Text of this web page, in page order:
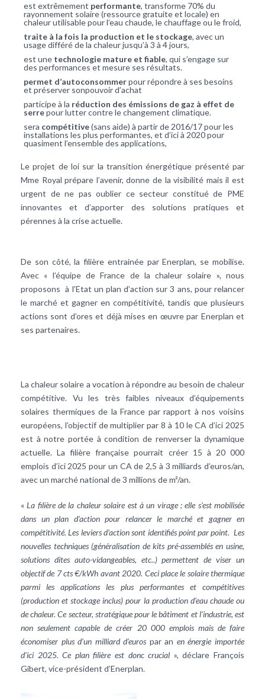
est extrêmement performante, transforme 70% du
rayonnement solaire (ressource gratuite et locale) en
chaleur utilisable pour l’eau chaude, le chauffage ou le froid,
traite à la fois la production et le stockage, avec un
usage différé de la chaleur jusqu’à 3 à 4 jours,
est une technologie mature et fiable, qui s’engage sur
des performances et mesure ses résultats.
permet d’autoconsommerpour répondre à ses besoins
et préserver sonpouvoir d’achat
participe à la réduction des émissions de gaz à effet de
serrepour lutter contre le changement climatique.
sera compétitive(sans aide) à partir de 2016/17 pour les
installations les plus performantes, et d’ici à 2020 pour
quasiment l’ensemble des applications,
Le projet de loi sur la transition énergétique présenté par
Mme Royal prépare l’avenir, donne de la visibilité mais il est
urgent de ne pas oublier ce secteur constitué de PME
innovantes et d’apporter des solutions pratiques et
pérennes à la crise actuelle.
De son côté, la filière entrainée par Enerplan, se mobilise.
Avec « l’équipe de France de la chaleur solaire », nous
proposons à l’Etat un plan d’action sur 3 ans, pour relancer
le marché et gagner en compétitivité, tandis que plusieurs
actions sont d’ores et déjà mises en œuvre par Enerplan et
ses partenaires.
La chaleur solaire a vocation à répondre au besoin de chaleur
compétitive. Vu les très faibles niveaux d’équipements
solaires thermiques de la France par rapport à nos voisins
européens, l’objectif de multiplier par 8 à 10 le CA d’ici 2025
est à notre portée à condition de renverser la dynamique
actuelle. La filière française pourrait créer 15 à 20 000
emplois d’ici 2025 pour un CA de 2,5 à 3 milliards d’euros/an,
avec un marché national de 3 millions de m²/an.
«La filière de la chaleur solaire est à un virage ; elle s’est mobilisée
dans un plan d’action pour relancer le marché et gagner en
compétitivité. Les leviers d’action sont identifiés point par point. Les
nouvelles techniques (généralisation de kits pré-assemblés en usine,
solutions dites auto-vidangeables, etc..) permettent de viser un
objectif de 7 cts €/kWh avant 2020. Ceci place le solaire thermique
parmi les applications les plus performantes et compétitives
(production et stockage inclus) pour la production d’eau chaude ou
de chaleur. Ce secteur, stratégique pour le bâtiment et l’industrie, est
non seulement capable de créer 20 000 emplois mais de faire
économiser plus d’un milliard d’euros par an en énergie importée
d’ici 2025. Ce plan filière est donc crucial », déclare François
Gibert, vice-président d’Enerplan.